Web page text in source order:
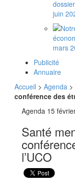
juin
mars
Publicité
Annuaire
Accueil > Agenda >
conférence des
Agenda 15
Santé
l’UCO